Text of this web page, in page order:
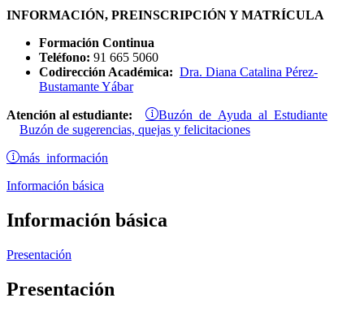
INFORMACIÓN, PREINSCRIPCIÓN Y MATRÍCULA
Formación Continua
Teléfono: 91 665 5060
Codirección Académica: Dra. Diana Catalina Pérez-
Bustamante Yábar
Atención al estudiante: Buzón de Ayuda al Estudiante
Buzón de sugerencias, quejas y felicitaciones
más información
Información básica
Información básica
Presentación
Presentación